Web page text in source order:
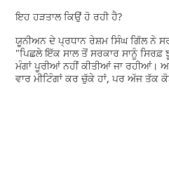
ਇਹ ਹੜਤਾਲ ਕਿਉਂ ਹੋ ਰਹੀ ਹੈ?
ਯੂਨੀਅਨ ਦੇ ਪ੍ਰਧਾਨ ਰੇਸ਼ਮ ਸਿੰਘ ਗਿੱਲ ਨੇ
"ਪਿਛਲੇ ਇੱਕ ਸਾਲ ਤੋਂ ਸਰਕਾਰ ਸਾਨੂੰ
ਮੰਗਾਂ ਪੂਰੀਆਂ ਨਹੀਂ ਕੀਤੀਆਂ ਜਾ ਰਹੀਆਂ।
ਵਾਰ ਮੀਟਿੰਗਾਂ ਕਰ ਚੁੱਕੇ ਹਾਂ, ਪਰ ਅੱਜ ਤੱਕ